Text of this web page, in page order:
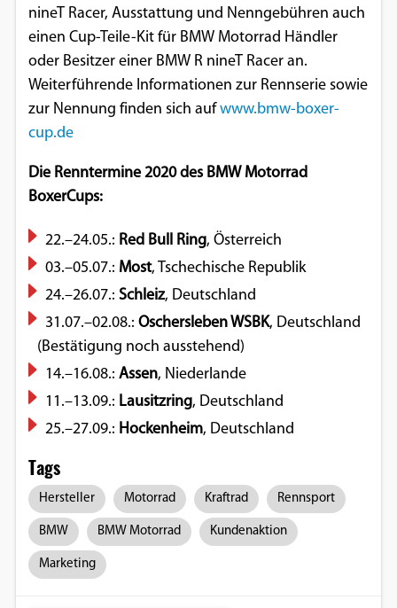
nineT Racer, Ausstattung und Nenngebühren auch
einen Cup-Teile-Kit für BMW Motorrad Händler
oder Besitzer einer BMW R nineT Racer an.
Weiterführende Informationen zur Rennserie sowie
zur Nennung finden sich aufwww.bmw-boxer-
cup.de
Die Renntermine 2020 des BMW Motorrad
BoxerCups:
22.–24.05.: Red Bull Ring, Österreich
03.–05.07.: Most, Tschechische Republik
24.–26.07.: Schleiz, Deutschland
31.07.–02.08.: Oschersleben WSBK, Deutschland
(Bestätigung noch ausstehend)
14.–16.08.: Assen, Niederlande
11.–13.09.: Lausitzring, Deutschland
25.–27.09.: Hockenheim, Deutschland
Tags
Hersteller Motorrad Kraftrad Rennsport
BMW BMW Motorrad Kundenaktion
Marketing